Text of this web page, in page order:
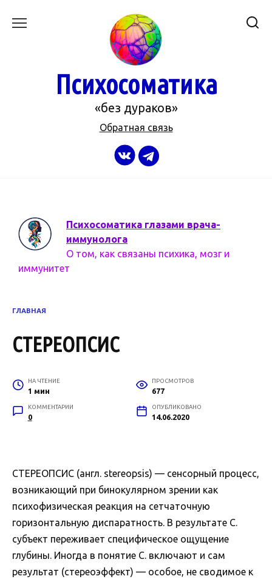
Психосоматика
«без дураков»
Обратная связь
Психосоматика глазами врача-
иммунолога
О том, как связаны психика, мозг и
иммунитет
ГЛАВНАЯ
СТЕРЕОПСИС
НА ЧТЕНИЕ
1 мин
ПРОСМОТРОВ
677
КОММЕНТАРИИ
0
ОПУБЛИКОВАНО
14.06.2020
СТЕРЕОПСИС (англ. stereopsis) — сенсорный процесс,
возникающий при бинокулярном зрении как
психофизическая реакция на сетчаточную
горизонтальную диспаратность. В результате С.
субъект переживает специфическое ощущение
глубины. Иногда в понятие С. включают и сам
результат (стереоэффект) — особое, не сводимое к